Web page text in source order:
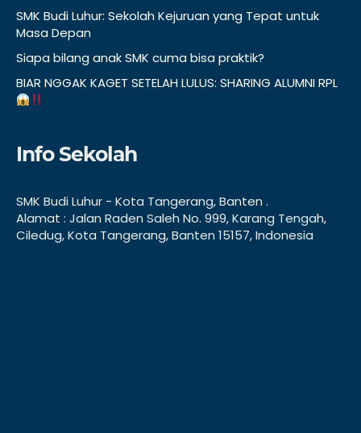
SMK Budi Luhur: Sekolah Kejuruan yang Tepat untuk
Masa Depan
Siapa bilang anak SMK cuma bisa praktik?
BIAR NGGAK KAGET SETELAH LULUS: SHARING ALUMNI RPL
Info Sekolah
SMK Budi Luhur - Kota Tangerang, Banten .
Alamat : Jalan Raden Saleh No. 999, Karang Tengah,
Ciledug, Kota Tangerang, Banten 15157, Indonesia